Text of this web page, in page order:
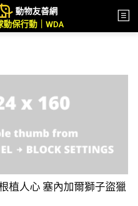
動物友善網
動保行動｜WDA
植人心 塞內加爾獅子盜獵